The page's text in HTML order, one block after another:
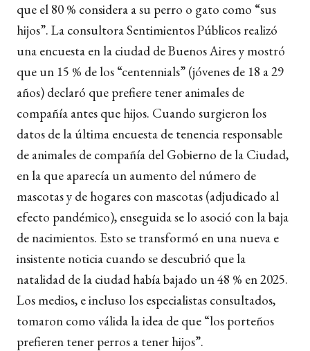
que el 80 % considera a su perro o gato como “sus
hijos”. La consultora Sentimientos Públicos realizó
una encuesta en la ciudad de Buenos Aires y mostró
que un 15 % de los “centennials” (jóvenes de 18 a 29
años) declaró que prefiere tener animales de
compañía antes que hijos. Cuando surgieron los
datos de la última encuesta de tenencia responsable
de animales de compañía del Gobierno de la Ciudad,
en la que aparecía un aumento del número de
mascotas y de hogares con mascotas (adjudicado al
efecto pandémico), enseguida se lo asoció con la baja
de nacimientos. Esto se transformó en una nueva e
insistente noticia cuando se descubrió que la
natalidad de la ciudad había bajado un 48 % en 2025.
Los medios, e incluso los especialistas consultados,
tomaron como válida la idea de que “los porteños
prefieren tener perros a tener hijos”.